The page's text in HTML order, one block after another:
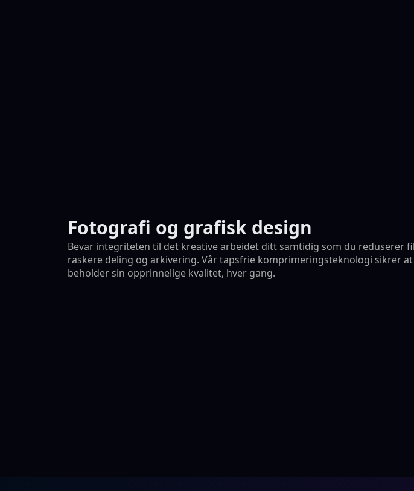
Fotografi og grafisk design
Bevar integriteten til det kreative arbeidet ditt samtidig som du reduserer
raskere deling og arkivering. Vår tapsfrie komprimeringsteknologi sikrer
beholder sin opprinnelige kvalitet, hver gang.